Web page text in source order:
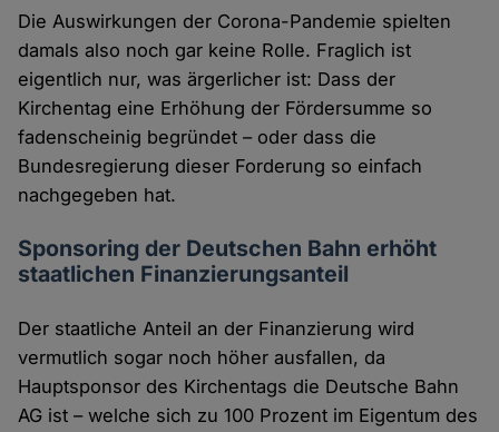
Die Auswirkungen der Corona-Pandemie spielten
damals also noch gar keine Rolle. Fraglich ist
eigentlich nur, was ärgerlicher ist: Dass der
Kirchentag eine Erhöhung der Fördersumme so
fadenscheinig begründet – oder dass die
Bundesregierung dieser Forderung so einfach
nachgegeben hat.
Sponsoring der Deutschen Bahn erhöht
staatlichen Finanzierungsanteil
Der staatliche Anteil an der Finanzierung wird
vermutlich sogar noch höher ausfallen, da
Hauptsponsor des Kirchentags die Deutsche Bahn
AG ist – welche sich zu 100 Prozent im Eigentum des